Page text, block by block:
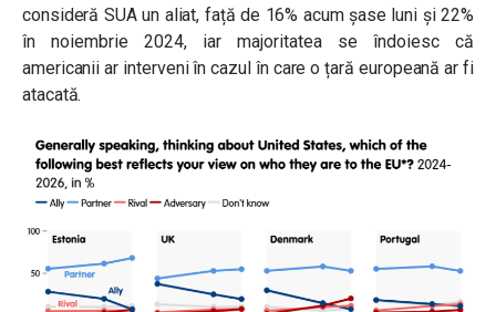
consideră SUA un aliat, față de 16% acum șase luni și 22%
în noiembrie 2024, iar majoritatea se îndoiesc că
americanii ar interveni în cazul în care o țară europeană ar fi
atacată.